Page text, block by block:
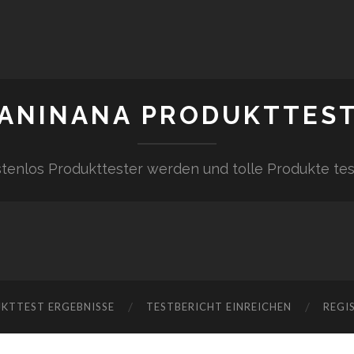
Produkttester werden und tolle Produkte
ERGEBNISSE TESTBERICHT EINREICHEN